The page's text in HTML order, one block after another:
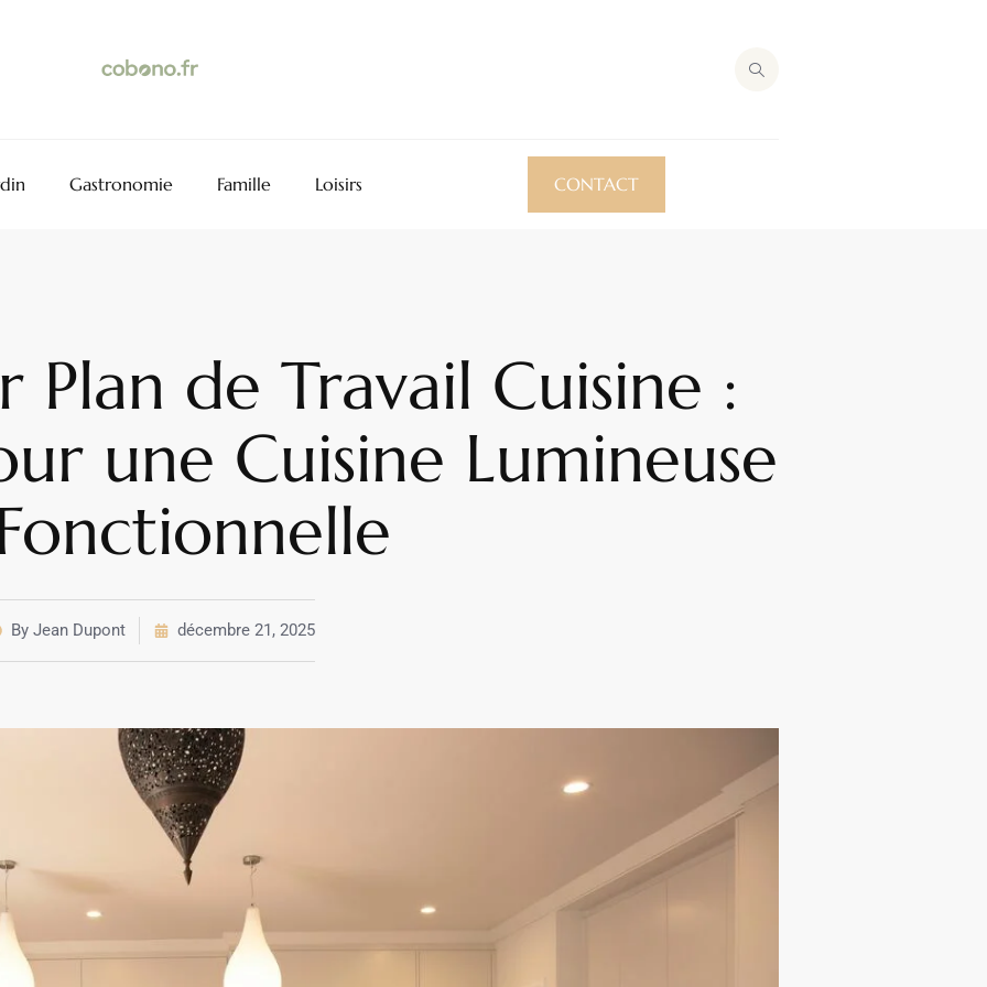
Gastronomie Famille Loisirs CONTACT
Plan de Travail Cuisine :
une Cuisine Lumineuse
ByJean Dupont décembre 21, 2025